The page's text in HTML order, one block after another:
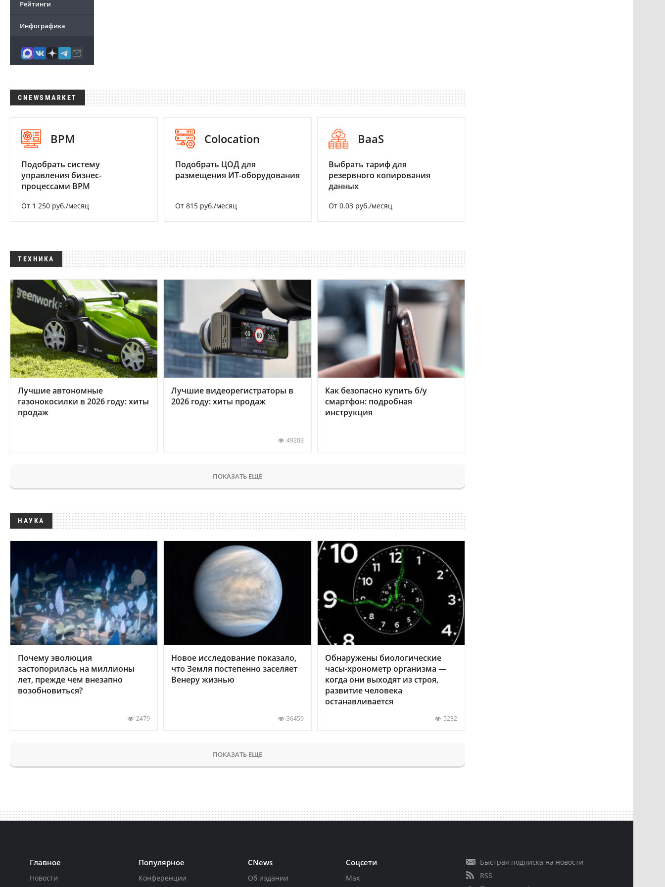
Рейтинги
Инфографика
CNEWSMARKET
BPM
Подобрать систему
управления бизнес-
процессами BPM
От 1 250 руб./месяц
Colocation
Подобрать ЦОД для
размещения ИТ-оборудования
От 815 руб./месяц
BaaS
Выбрать тариф для
резервного копирования
данных
От 0.03 руб./месяц
ТЕХНИКА
Лучшие автономные
газонокосилки в 2026 году: хиты
продаж
Лучшие видеорегистраторы в
2026 году: хиты продаж
49203
Как безопасно купить б/у
смартфон: подробная
инструкция
ПОКАЗАТЬ ЕЩЕ
НАУКА
Почему эволюция
застопорилась на миллионы
лет, прежде чем внезапно
возобновиться?
2479
Новое исследование показало,
что Земля постепенно заселяет
Венеру жизнью
36459
Обнаружены биологические
часы-хронометр организма —
когда они выходят из строя,
развитие человека
останавливается
5232
ПОКАЗАТЬ ЕЩЕ
Главное
Новости
Популярное
Конференции
CNews
Об издании
Соцсети
Max
Быстрая подписка на новости
RSS